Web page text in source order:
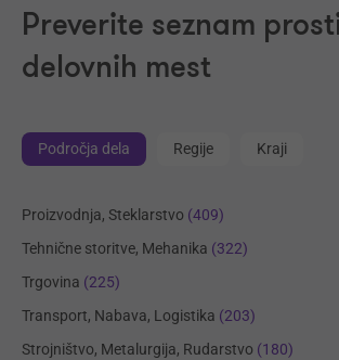
Preverite seznam
delovnih mest
Področja dela Regije Kraji
Proizvodnja, Steklarstvo (409)
Tehnične storitve, Mehanika (322)
Trgovina (225)
Transport, Nabava, Logistika (203)
Strojništvo, Metalurgija, Rudarstvo (180)